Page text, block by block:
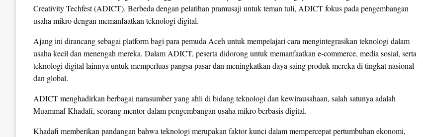
Creativity Techfest (ADICT). Berbeda dengan pelatihan pramusaji untuk teman tuli, ADICT fokus pada pengembangan
usaha mikro dengan memanfaatkan teknologi digital.
Ajang ini dirancang sebagai platform bagi para pemuda Aceh untuk mempelajari cara mengintegrasikan teknologi dalam
usaha kecil dan menengah mereka. Dalam ADICT, peserta didorong untuk memanfaatkan e-commerce, media sosial, serta
teknologi digital lainnya untuk memperluas pangsa pasar dan meningkatkan daya saing produk mereka di tingkat nasional
dan global.
ADICT menghadirkan berbagai narasumber yang ahli di bidang teknologi dan kewirausahaan, salah satunya adalah
Muammaf Khadafi, seorang mentor dalam pengembangan usaha mikro berbasis digital.
Khadafi memberikan pandangan bahwa teknologi merupakan faktor kunci dalam mempercepat pertumbuhan ekonomi,